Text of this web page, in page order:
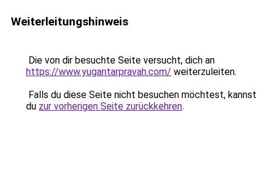
Weiterleitungshinweis
Die von dir besuchte Seite versucht, dich an
https://www.yugantarpravah.com/ weiterzuleiten.
Falls du diese Seite nicht besuchen möchtest, kannst
du zur vorherigen Seite zurückkehren.